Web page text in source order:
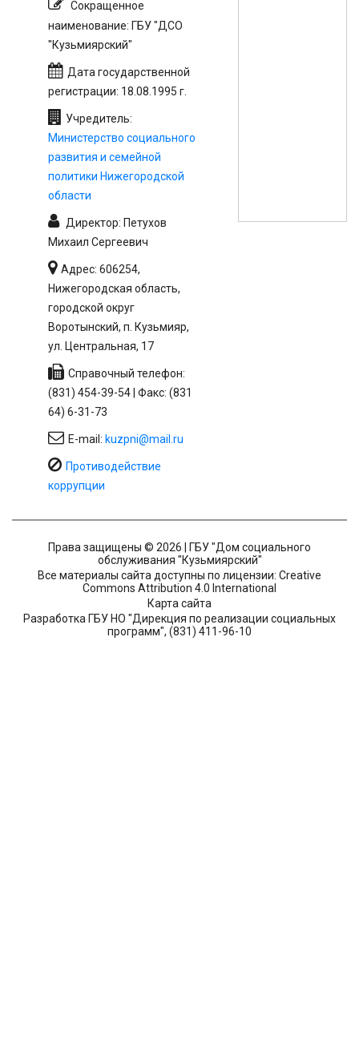
Сокращенное
наименование: ГБУ "ДСО
"Кузьмиярский"
Дата государственной
регистрации: 18.08.1995 г.
Учредитель:
Министерство социального
развития и семейной
политики Нижегородской
области
Директор: Петухов
Михаил Сергеевич
Адрес: 606254,
Нижегородская область,
городской округ
Воротынский, п. Кузьмияр,
ул. Центральная, 17
Справочный телефон:
(831) 454-39-54 | Факс: (831
64) 6-31-73
E-mail: kuzpni@mail.ru
Противодействие
коррупции
Права защищены © 2026 | ГБУ "Дом социального
обслуживания "Кузьмиярский"
Все материалы сайта доступны по лицензии: Creative
Commons Attribution 4.0 International
Карта сайта
Разработка ГБУ НО "Дирекция по реализации социальных
программ", (831) 411-96-10